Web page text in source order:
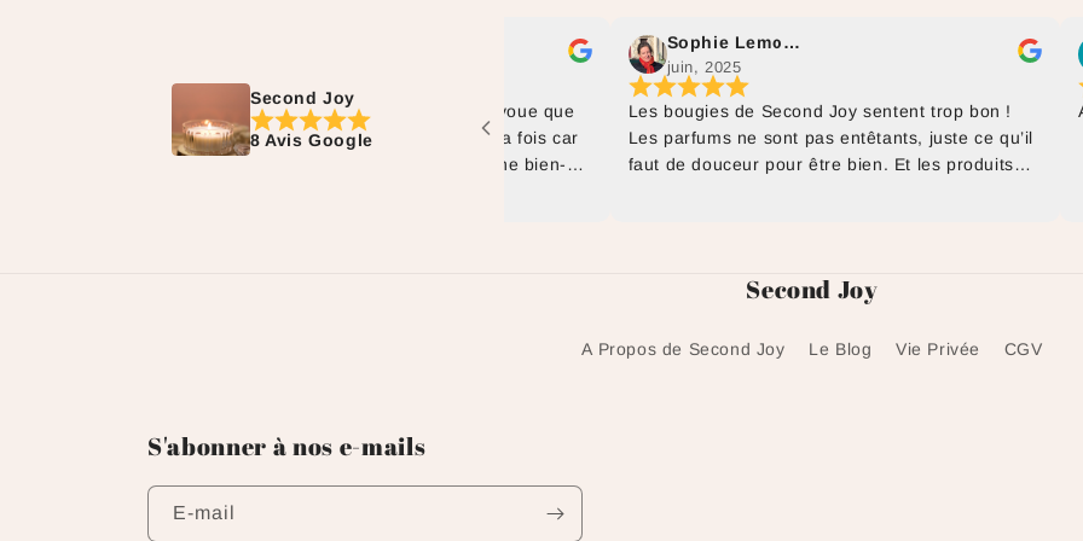
Second Joy
8 Avis Google
Tellement fan des bougies de Joy ! J'avoue que
j'ai tendance à en acheter plusieurs à la fois car
elles font partie intégrante de ma routine bien-
Sophie Lemonnier
juin, 2025
Les bougies de Second Joy sentent trop bon !
Les parfums ne sont pas entêtants, juste ce qu’il
faut de douceur pour être bien. Et les produits
Au
Second Joy
A Propos de Second Joy Le Blog Vie Privée CGV
S'abonner à nos e-mails
E-mail